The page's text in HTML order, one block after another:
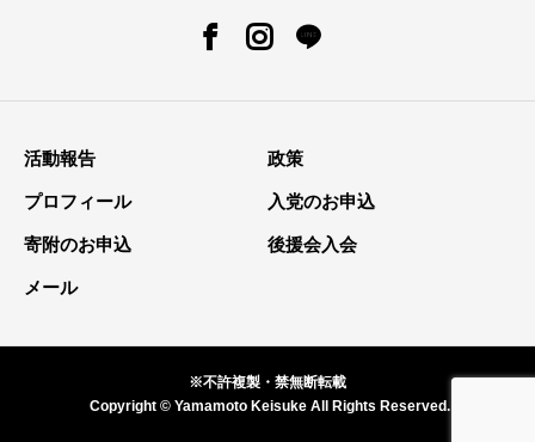
活動報告 政策
プロフィール 入党のお申込
寄附のお申込 後援会入会
メール
※不許複製・禁無断転載
Copyright © Yamamoto Keisuke All Rights Reserved.